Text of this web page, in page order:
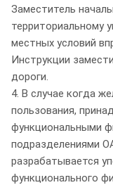
Заместитель
территориальному
местных условий
Инструкции
дороги.
4. В случае когда
пользования,
функциональными
подразделениями
разрабатывается
функционального